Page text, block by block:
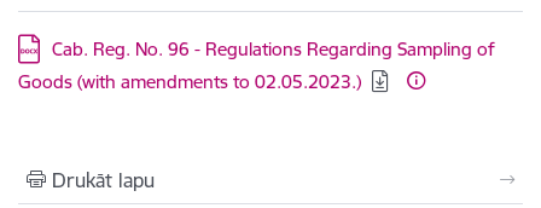
Lejupielādēt:
Cab. Reg. No. 96 - Regulations Regarding Sampling of
Goods (with amendments to 02.05.2023.)
Drukāt lapu